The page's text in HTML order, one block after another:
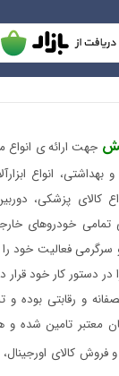
جهت ارائه ی انواع
و بهداشتی، انواع
کالای پزشکی،
تمامی خودروهای
فعالیت خود را
در دستور کار خود
و رقابتی بوده و
معتبر تامین شده و
فروش کالای